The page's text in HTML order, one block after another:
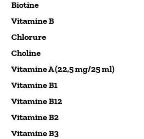
Biotine
Vitamine B
Chlorure
Choline
Vitamine A (22,5 mg/25 ml)
Vitamine B1
Vitamine B12
Vitamine B2
Vitamine B3